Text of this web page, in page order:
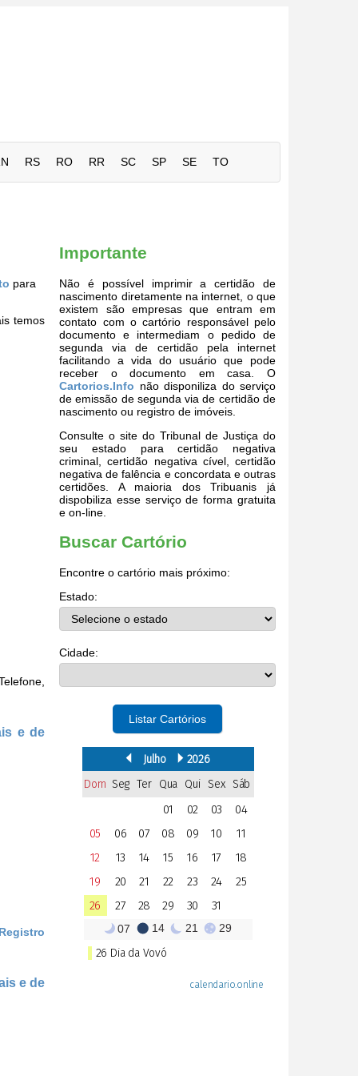
RS RO RR SC SP SE TO
para
temos
e de
e de
Importante
Não é possível imprimir a certidão de
nascimento diretamente na internet, o que
existem são empresas que entram em
contato com o cartório responsável pelo
documento e intermediam o pedido de
segunda via de certidão pela internet
facilitando a vida do usuário que pode
receber o documento em casa. O
Cartorios.Info não disponiliza do serviço
de emissão de segunda via de certidão de
nascimento ou registro de imóveis.
Consulte o site do Tribunal de Justiça do
seu estado para certidão negativa
criminal, certidão negativa cível, certidão
negativa de falência e concordata e outras
certidões. A maioria dos Tribuanis já
dispobiliza esse serviço de forma gratuita
e on-line.
Buscar Cartório
Encontre o cartório mais próximo:
Estado:
Cidade:
Listar Cartórios